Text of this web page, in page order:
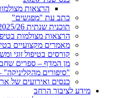
הרצאות מצולמות
כתב עת "מפגשים"
תוכנית שנתית 2025/26
הרצאות מצולמות
מאמרים מקצועיים
קורסים בטיפול זוגי
מן המדף – ספרים
"סיפורים
כנסים ואירועים של
מידע לציבור הרחב